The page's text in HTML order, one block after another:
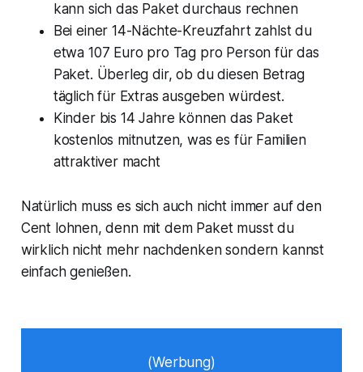
kann sich das Paket durchaus rechnen
Bei einer 14-Nächte-Kreuzfahrt zahlst du
etwa 107 Euro pro Tag pro Person für das
Paket. Überleg dir, ob du diesen Betrag
täglich für Extras ausgeben würdest.
Kinder bis 14 Jahre können das Paket
kostenlos mitnutzen, was es für Familien
attraktiver macht
Natürlich muss es sich auch nicht immer auf den
Cent lohnen, denn mit dem Paket musst du
wirklich nicht mehr nachdenken sondern kannst
einfach genießen.
(Werbung)